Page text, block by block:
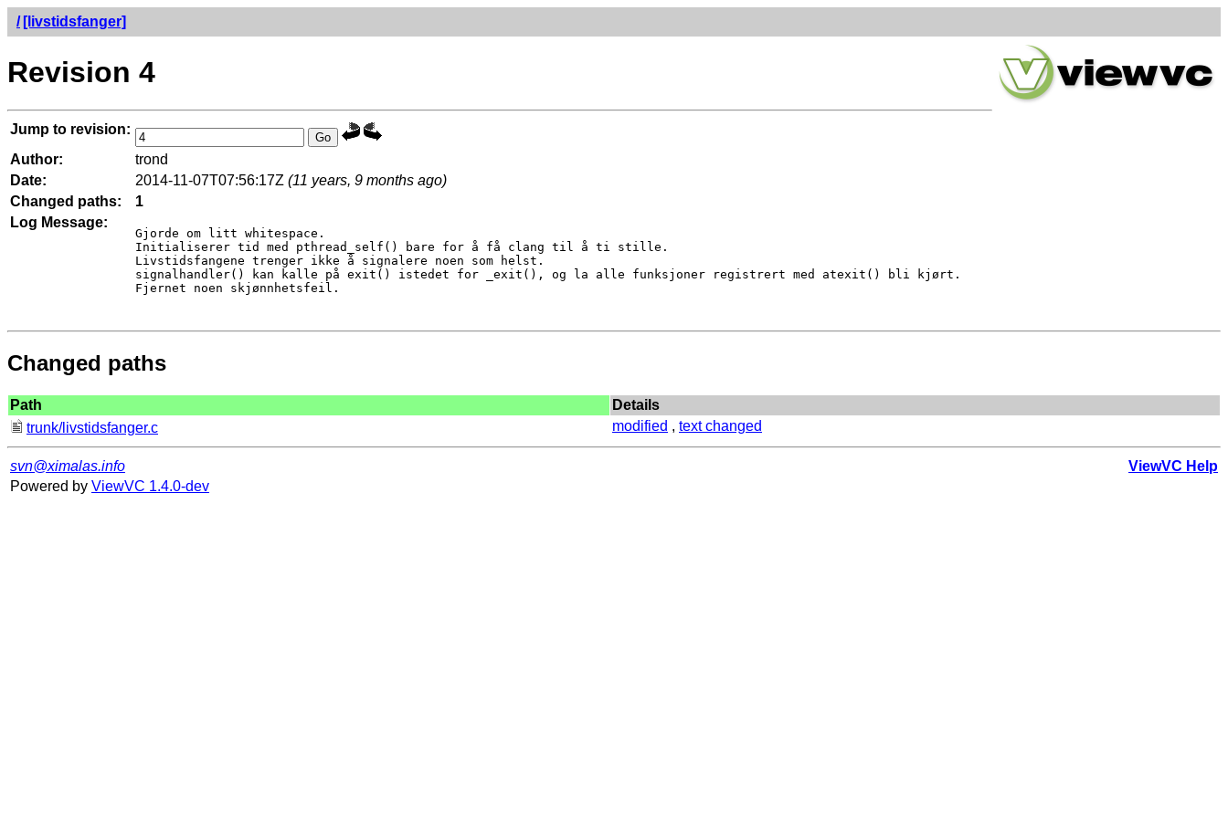
/ [livstidsfanger]
Revision 4
Jump to revision:
Author:
trond
Date:
2014-11-07T07:56:17Z (11 years, 9 months ago)
Changed paths:
1
Log Message:
Gjorde om litt whitespace.
Initialiserer tid med pthread_self() bare for å få clang til å ti stille.
Livstidsfangene trenger ikke å signalere noen som helst.
signalhandler() kan kalle på exit() istedet for _exit(), og la alle funksjoner registrert med atexit() bli kjørt.
Fjernet noen skjønnhetsfeil.
Changed paths
Path
Details
trunk/livstidsfanger.c
modified , text changed
svn@ximalas.info
ViewVC Help
Powered by ViewVC 1.4.0-dev